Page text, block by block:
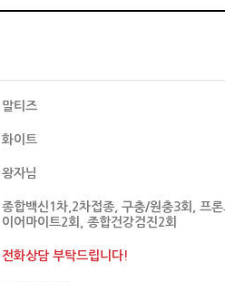
말티즈
화이트
왕자님
종합백신1차,2차접종, 구충/원충3회, 프론
이어마이트2회, 종합건강검진2회
전화상담 부탁드립니다!